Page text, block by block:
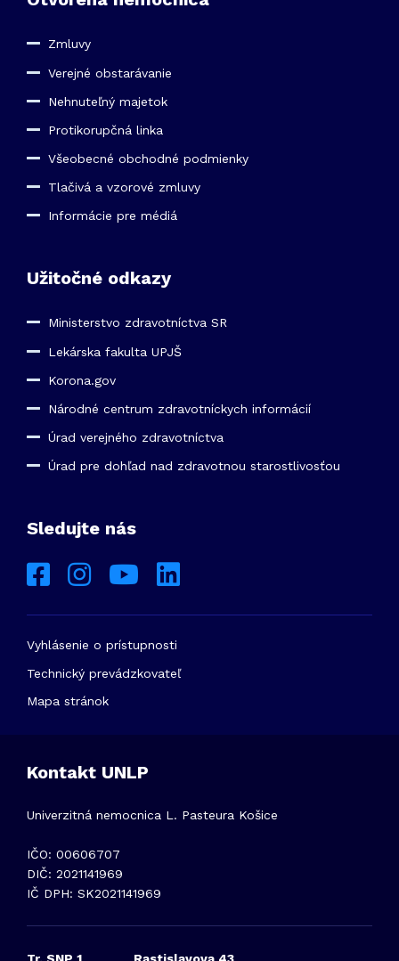
Zmluvy
Verejné obstarávanie
Nehnuteľný majetok
Protikorupčná linka
Všeobecné obchodné podmienky
Tlačivá a vzorové zmluvy
Informácie pre médiá
Užitočné odkazy
Ministerstvo zdravotníctva SR
Lekárska fakulta UPJŠ
Korona.gov
Národné centrum zdravotníckych informácií
Úrad verejného zdravotníctva
Úrad pre dohľad nad zdravotnou starostlivosťou
Sledujte nás
Vyhlásenie o prístupnosti
Technický prevádzkovateľ
Mapa stránok
Kontakt UNLP
Univerzitná nemocnica L. Pasteura Košice
IČO: 00606707
DIČ: 2021141969
IČ DPH: SK2021141969